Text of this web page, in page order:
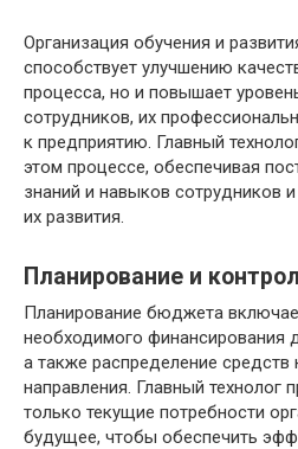
Организация обучения и
способствует улучшению
процесса, но и повышает
сотрудников, их
к предприятию. Главный
этом процессе, обеспечивая
знаний и навыков сотрудников
их развития.
Планирование и
Планирование бюджета
необходимого финансирования
а также распределение средств
направления. Главный технолог
только текущие потребности
будущее, чтобы обеспечить